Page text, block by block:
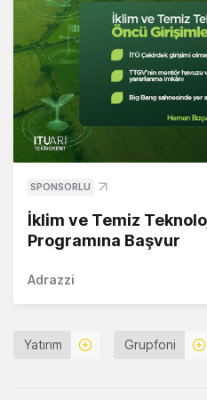
SPONSORLU
İklim ve Temiz
Programına Başvur
Adrazzi
Yatırım Grupfoni